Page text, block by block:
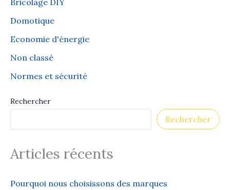
Domotique
Economie d'énergie
Non classé
Normes et sécurité
Rechercher
Rechercher
Articles récents
Pourquoi nous choisissons des marques